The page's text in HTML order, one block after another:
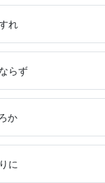
れ
らず
か
に